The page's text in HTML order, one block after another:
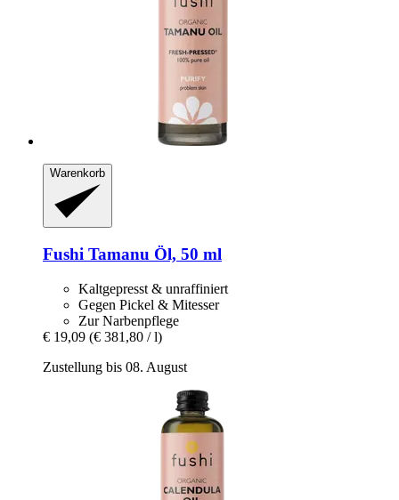
Warenkorb
Fushi Tamanu Öl, 50 ml
Kaltgepresst & unraffiniert
Gegen Pickel & Mitesser
Zur Narbenpflege
€ 19,09 (€ 381,80 / l)
Zustellung bis 08. August